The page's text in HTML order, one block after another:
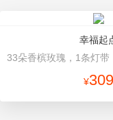
幸福起
¥309